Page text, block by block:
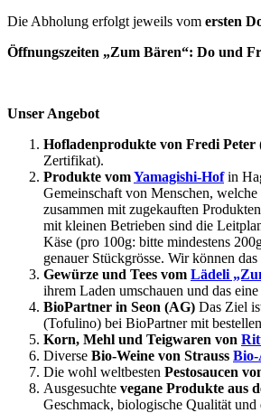
Die Abholung erfolgt jeweils vom ersten
Öffnungszeiten „Zum Bären“: Do und
Unser Angebot
Hofladenprodukte von Fredi Peter
Zertifikat).
Produkte vomYamagishi-Hofin
Gemeinschaft von Menschen,
zusammen mit zugekauften
mit kleinen Betrieben sind die
Käse (pro 100g: bitte mindestens
genauer Stückgrösse. Wir können
Gewürze und Tees vom Lädeli
ihrem Laden umschauen und das
BioPartner in Seon (AG) Das Ziel
(Tofulino) bei BioPartner mit
Korn, Mehl und Teigwaren von
Diverse Bio-Weine von Strauss
Die wohl weltbesten Pestosaucen
Ausgesuchte vegane Produkte aus
Geschmack, biologische Qualität und